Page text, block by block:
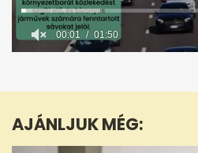
1
50
seconds
00:02 01:50
AJÁNLJUK MÉG: